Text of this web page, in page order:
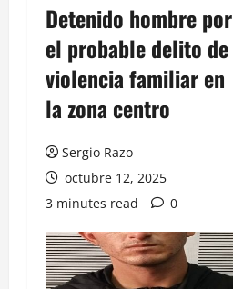
Detenido hombre por
el probable delito de
violencia familiar en
la zona centro
Sergio Razo
octubre 12, 2025
3 minutes read
0